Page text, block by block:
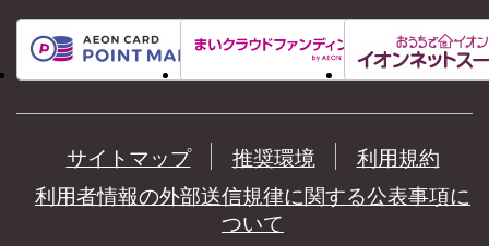
サイトマップ 推奨環境
利用規約
利用者情報の外部送信規律に関する公表事項に
ついて